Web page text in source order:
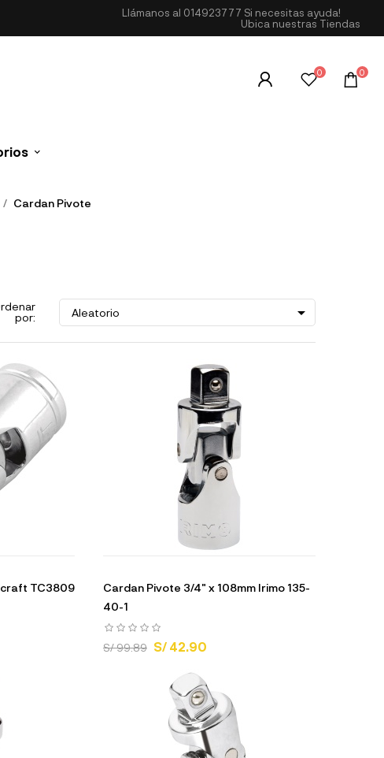
Llámanos al 014923777 Si necesitas ayuda!
Ubica nuestras Tiendas
0 0
Cardan Pivote
por:
Aleatorio 
TC3809
Cardan Pivote 3/4" x 108mm Irimo 135-
40-1
S/ 99.89 S/ 42.90